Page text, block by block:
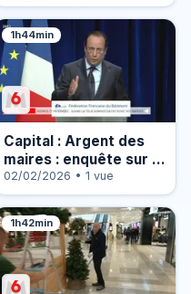
1h44min
Capital : Argent des
maires : enquête sur le
grand dérapage
02/02/2026 • 1 vue
1h42min